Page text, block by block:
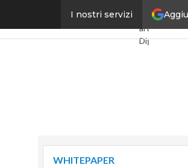
I nostri servizi
100 milioni di dollari
Ultimi
articoli
Digital
WHITEPAPER